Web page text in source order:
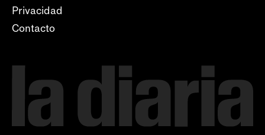
Privacidad
Contacto